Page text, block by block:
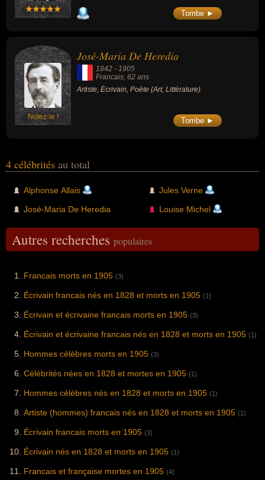
Tombe ►
Notez-le !
José-Maria De Heredia
1842 - 1905
Francais , 62 ans
Artiste, Écrivain, Poète (Art, Littérature).
Tombe ►
4 célébrités au total
Alphonse Allais
José-Maria De Heredia
Jules Verne
Louise Michel
Autres recherches populaires
Francais morts en 1905 (3)
Écrivain francais nés en 1828 et morts en 1905 (1)
Écrivain et écrivaine francais morts en 1905 (3)
Écrivain et écrivaine francais nés en 1828 et morts en 1905 (1)
Hommes célèbres morts en 1905 (3)
Célébrités nées en 1828 et mortes en 1905 (1)
Hommes célèbres nés en 1828 et morts en 1905 (1)
Artiste (hommes) francais nés en 1828 et morts en 1905 (1)
Écrivain francais morts en 1905 (3)
Écrivain nés en 1828 et morts en 1905 (1)
Francais et française mortes en 1905 (4)